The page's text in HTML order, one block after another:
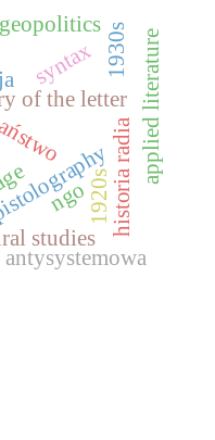
of the letter applied literature
historia radia
syntax
geopolitics
studies
1920s
1930s
ngo